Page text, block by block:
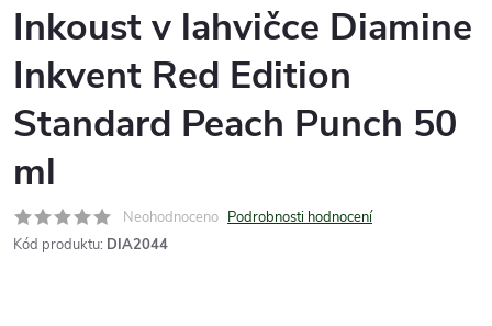
Inkoust v lahvičce Diamine
Inkvent Red Edition
Standard Peach Punch 50
ml
Neohodnoceno Podrobnosti hodnocení
Kód produktu: DIA2044